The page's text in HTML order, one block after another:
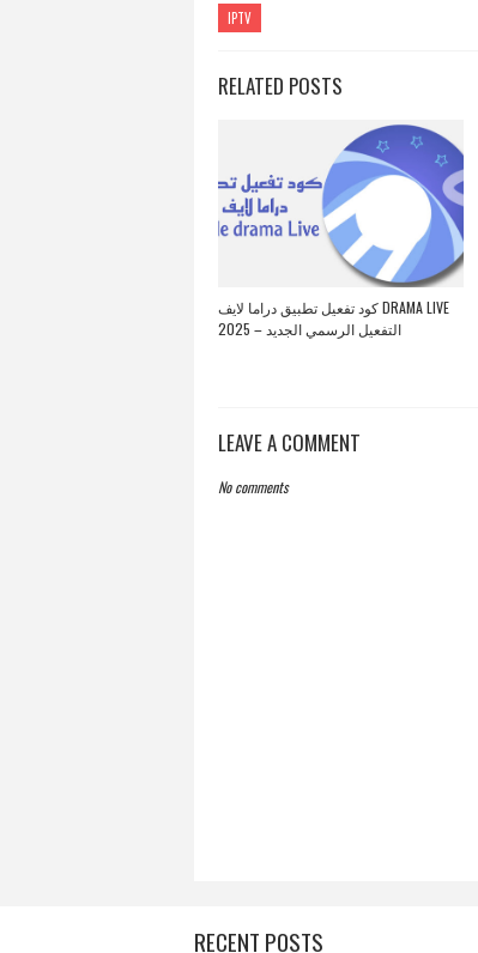
IPTV
RELATED POSTS
كود تفعيل تطبيق دراما لايف DRAMA LIVE
2025 – التفعيل الرسمي الجديد
LEAVE A COMMENT
No comments
RECENT POSTS